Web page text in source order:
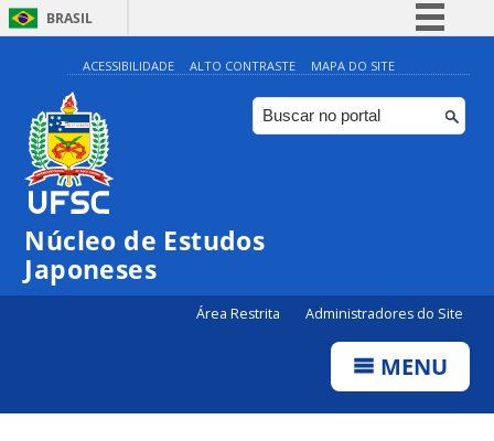
BRASIL
Simplifique!
Comunica BR
Participe
ACESSIBILIDADE ALTO CONTRASTE MAPA DO SITE
Núcleo de Estudos
Japoneses
Área Restrita Administradores do Site
MENU